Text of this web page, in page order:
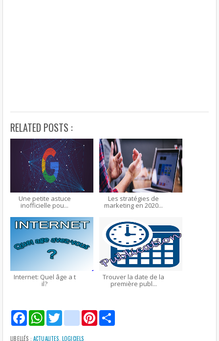
RELATED POSTS :
Une petite astuce
inofficielle pou...
Les stratégies de
marketing en 2020...
Internet: Quel âge a t
il?
Trouver la date de la
première publ...
F
a
c
e
W
h
a
t
T
t
g
m
a
i
P
i
n
LIBELLÉS : ACTUALITES LOGICIELS